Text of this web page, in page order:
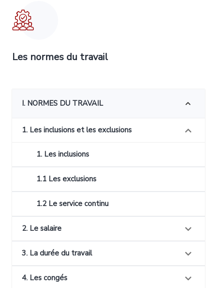
Les normes du travail
I. NORMES DU TRAVAIL
1. Les inclusions et les exclusions
1. Les inclusions
1.1 Les exclusions
1.2 Le service continu
2. Le salaire
3. La durée du travail
4. Les congés